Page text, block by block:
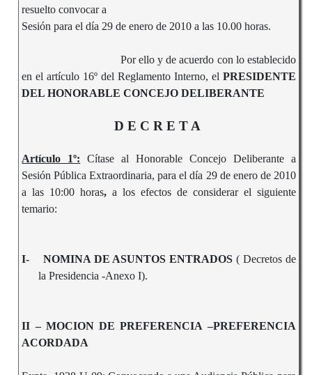
resuelto convocar a
Sesión para el día 29 de enero de 2010 a las 10.00 horas.
Por ello y de acuerdo con lo establecido
en el artículo 16º del Reglamento Interno, el PRESIDENTE
DEL HONORABLE CONCEJO DELIBERANTE
D E C R E T A
Artículo 1º: Cítase al Honorable Concejo Deliberante a
Sesión Pública Extraordinaria, para el día 29 de enero de 2010
a las 10:00 horas, a los efectos de considerar el siguiente
temario:
I- NOMINA DE ASUNTOS ENTRADOS( Decretos de
la Presidencia -Anexo I).
II – MOCION DE PREFERENCIA –PREFERENCIA
ACORDADA